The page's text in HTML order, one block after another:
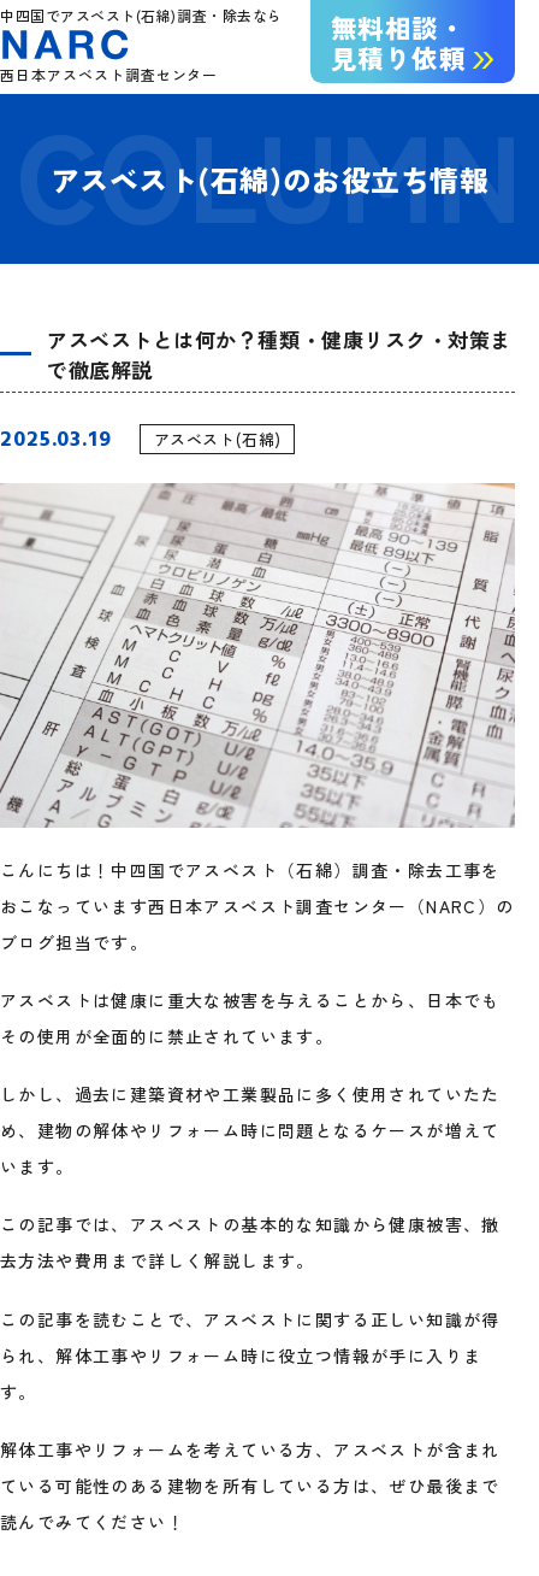
中四国でアスベスト(石綿)調査・除去なら
西日本アスベスト調査センター
無料相談・
見積り依頼
アスベスト(石綿)のお役立ち情報
アスベストとは何か？種類・健康リスク・対策ま
で徹底解説
2025.03.19 アスベスト(石綿)
こんにちは！中四国でアスベスト（石綿）調査・除去工事を
おこなっています西日本アスベスト調査センター（NARC）の
ブログ担当です。
アスベストは健康に重大な被害を与えることから、日本でも
その使用が全面的に禁止されています。
しかし、過去に建築資材や工業製品に多く使用されていたた
め、建物の解体やリフォーム時に問題となるケースが増えて
います。
この記事では、アスベストの基本的な知識から健康被害、撤
去方法や費用まで詳しく解説します。
この記事を読むことで、アスベストに関する正しい知識が得
られ、解体工事やリフォーム時に役立つ情報が手に入りま
す。
解体工事やリフォームを考えている方、アスベストが含まれ
ている可能性のある建物を所有している方は、ぜひ最後まで
読んでみてください！